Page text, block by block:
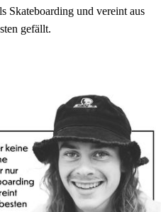
Skateboarding und vereint aus
gefällt.